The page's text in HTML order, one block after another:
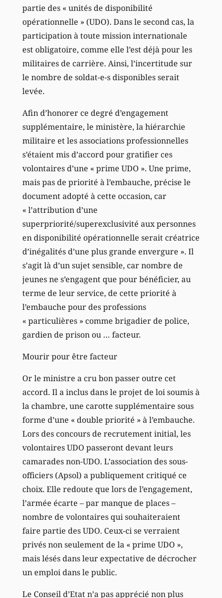
partie des « unités de disponibilité
opérationnelle » (UDO). Dans le second cas, la
participation à toute mission internationale
est obligatoire, comme elle l’est déjà pour les
militaires de carrière. Ainsi, l’incertitude sur
le nombre de soldat-e-s disponibles serait
levée.
Afin d’honorer ce degré d’engagement
supplémentaire, le ministère, la hiérarchie
militaire et les associations professionnelles
s’étaient mis d’accord pour gratifier ces
volontaires d’une « prime UDO ». Une prime,
mais pas de priorité à l’embauche, précise le
document adopté à cette occasion, car
« l’attribution d’une
superpriorité/superexclusivité aux personnes
en disponibilité opérationnelle serait créatrice
d’inégalités d’une plus grande envergure ». Il
s’agit là d’un sujet sensible, car nombre de
jeunes ne s’engagent que pour bénéficier, au
terme de leur service, de cette priorité à
l’embauche pour des professions
« particulières » comme brigadier de police,
gardien de prison ou … facteur.
Mourir pour être facteur
Or le ministre a cru bon passer outre cet
accord. Il a inclus dans le projet de loi soumis à
la chambre, une carotte supplémentaire sous
forme d’une « double priorité » à l’embauche.
Lors des concours de recrutement initial, les
volontaires UDO passeront devant leurs
camarades non-UDO. L’association des sous-
officiers (Apsol) a publiquement critiqué ce
choix. Elle redoute que lors de l’engagement,
l’armée écarte – par manque de places –
nombre de volontaires qui souhaiteraient
faire partie des UDO. Ceux-ci se verraient
privés non seulement de la « prime UDO »,
mais lésés dans leur expectative de décrocher
un emploi dans le public.
Le Conseil d’Etat n’a pas apprécié non plus